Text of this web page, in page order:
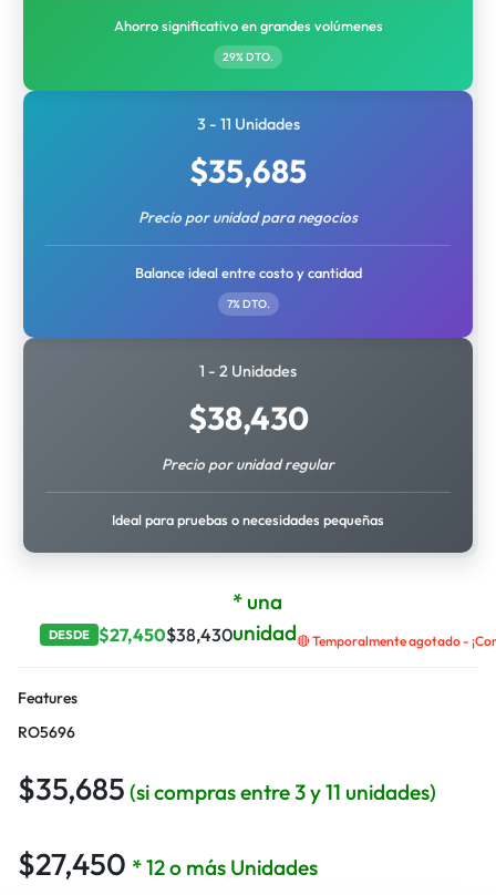
Ahorro significativo en grandes volúmenes
29% DTO.
3 - 11 Unidades
$35,685
Precio por unidad para negocios
Balance ideal entre costo y cantidad
7% DTO.
1 - 2 Unidades
$38,430
Precio por unidad regular
Ideal para pruebas o necesidades pequeñas
DESDE $27,450$38,430
* una
unidad🔴 Temporalmente agotado -
Features
RO5696
$35,685 (si compras entre 3 y 11 unidades)
$27,450 * 12 o más Unidades